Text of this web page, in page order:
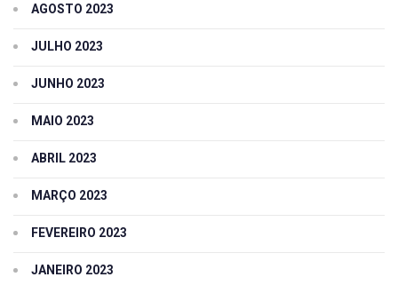
AGOSTO 2023
JULHO 2023
JUNHO 2023
MAIO 2023
ABRIL 2023
MARÇO 2023
FEVEREIRO 2023
JANEIRO 2023